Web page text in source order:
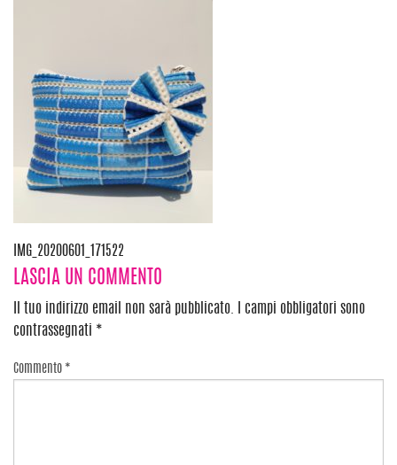
Navigazione
articoli
IMG_20200601_171522
LASCIA UN COMMENTO
Il tuo indirizzo email non sarà pubblicato.
I campi obbligatori sono
contrassegnati *
Commento *